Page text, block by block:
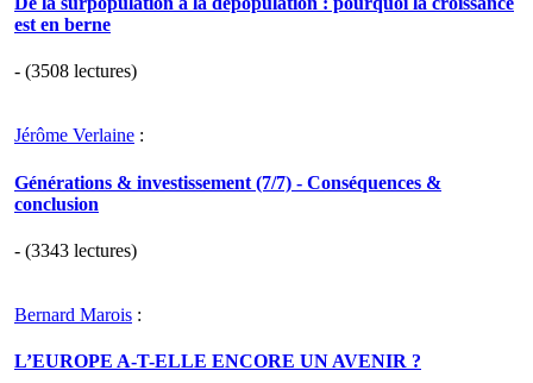
est en berne
- (3508 lectures)
Jérôme Verlaine :
Générations & investissement (7/7) - Conséquences &
conclusion
- (3343 lectures)
Bernard Marois :
L’EUROPE A-T-ELLE ENCORE UN AVENIR ?